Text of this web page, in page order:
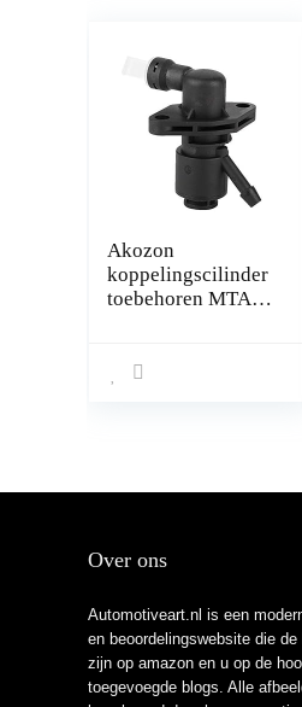
Akozon
koppelingscilinder
toebehoren MTA
G1D500201
Over ons
Automotiveart.nl is een
en beoordelingswebsite die
zijn op amazon en u op de
toegevoegde blogs. Alle